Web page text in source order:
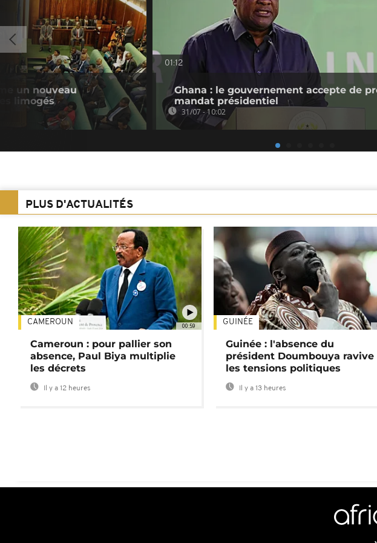
un nouveau
limogés
01:12
Ghana : le gouvernement accepte de
mandat présidentiel
31/07 - 10:02
PLUS D'ACTUALITÉS
00:59
CAMEROUN
Cameroun : pour pallier son
absence, Paul Biya multiplie
les décrets
Il y a 12 heures
GUINÉE
Guinée : l'absence du
président Doumbouya ravive
les tensions politiques
Il y a 13 heures